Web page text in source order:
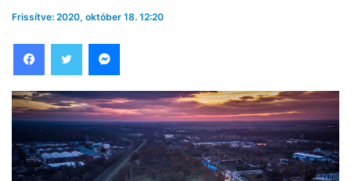
Frissítve: 2020, október 18. 12:20